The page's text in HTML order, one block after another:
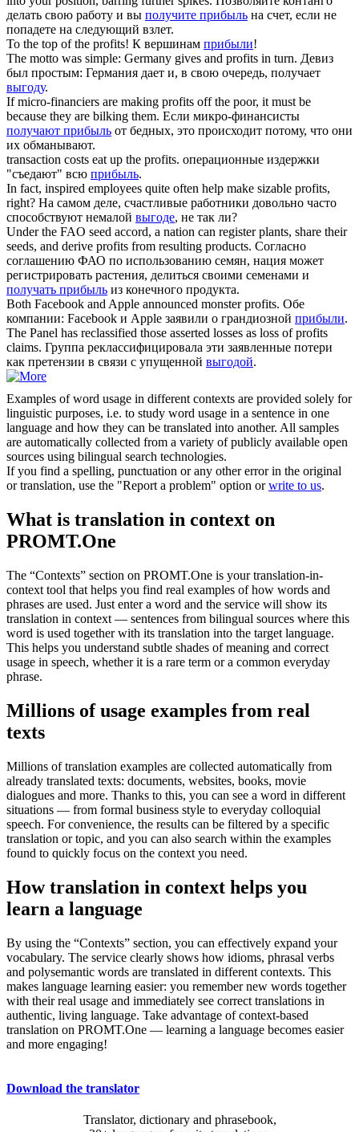
делать свою работу и вы получите прибыль на счет, если не
попадете на следующий взлет.
To the top of the profits! К вершинам прибыли!
The motto was simple: Germany gives and profits in turn. Девиз
был простым: Германия дает и, в свою очередь, получает
выгоду.
If micro-financiers are making profits off the poor, it must be
because they are bilking them. Если микро-финансисты
получают прибыль от бедных, это происходит потому, что они
их обманывают.
transaction costs eat up the profits. операционные издержки
"съедают" всю прибыль.
In fact, inspired employees quite often help make sizable profits,
right? На самом деле, счастливые работники довольно часто
способствуют немалой выгоде, не так ли?
Under the FAO seed accord, a nation can register plants, share their
seeds, and derive profits from resulting products. Согласно
соглашению ФАО по использованию семян, нация может
регистрировать растения, делиться своими семенами и
получать прибыль из конечного продукта.
Both Facebook and Apple announced monsterprofits. Обе
компании: Facebook и Apple заявили о грандиозной прибыли.
The Panel has reclassified those asserted losses as loss ofprofits
claims. Группа реклассифицировала эти заявленные потери
как претензии в связи с упущенной выгодой.
Examples of word usage in different contexts are provided solely for
linguistic purposes, i.e. to study word usage in a sentence in one
language and how they can be translated into another. All samples
are automatically collected from a variety of publicly available open
sources using bilingual search technologies.
If you find a spelling, punctuation or any other error in the original
or translation, use the "Report a problem" option orwrite to us.
What is translation in context on
PROMT.One
The “Contexts” section on PROMT.One is your translation-in-
context tool that helps you find real examples of how words and
phrases are used. Just enter a word and the service will show its
translation in context — sentences from bilingual sources where this
word is used together with its translation into the target language.
This helps you understand subtle shades of meaning and correct
usage in speech, whether it is a rare term or a common everyday
phrase.
Millions of usage examples from real
texts
Millions of translation examples are collected automatically from
already translated texts: documents, websites, books, movie
dialogues and more. Thanks to this, you can see a word in different
situations — from formal business style to everyday colloquial
speech. For convenience, the results can be filtered by a specific
translation or topic, and you can also search within the examples
found to quickly focus on the context you need.
How translation in context helps you
learn a language
By using the “Contexts” section, you can effectively expand your
vocabulary. The service clearly shows how idioms, phrasal verbs
and polysemantic words are translated in different contexts. This
makes language learning easier: you remember new words together
with their real usage and immediately see correct translations in
authentic, living language. Take advantage of context-based
translation on PROMT.One — learning a language becomes easier
and more engaging!
Download the translator
Translator, dictionary and phrasebook,